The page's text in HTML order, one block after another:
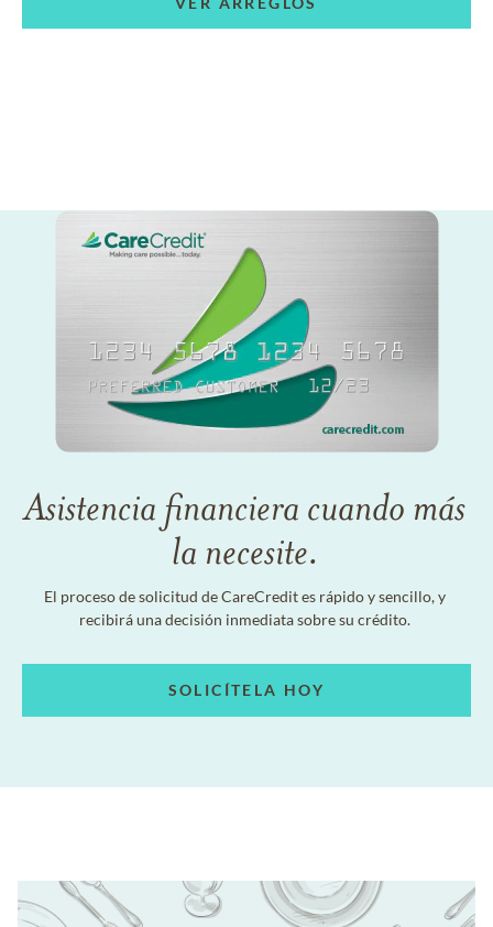
Asistencia financiera cuando más
la necesite.
El proceso de solicitud de CareCredit es rápido y sencillo, y
recibirá una decisión inmediata sobre su crédito.
SOLICÍTELA HOY